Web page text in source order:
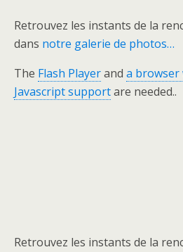
Retrouvez les instants de la
dans notre galerie de photos…
The Flash Playerand a browser
Javascript supportare needed..
Retrouvez les instants de la